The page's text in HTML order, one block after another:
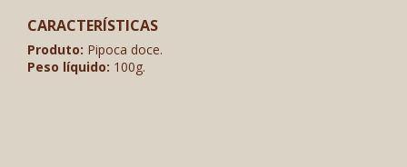
CARACTERÍSTICAS
Produto: Pipoca doce.
Peso líquido: 100g.